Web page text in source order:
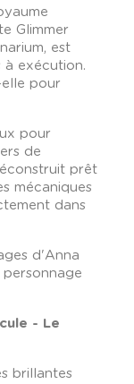
Glimmer
est
à exécution.
pour
pour
de
prêt
mécaniques
dans
d'Anna
- Le
brillantes